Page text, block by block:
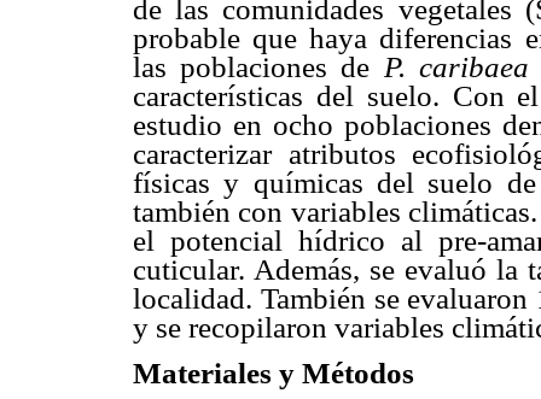
de las comunidades
probable que haya diferencias
las poblaciones de P. caribaea
características del suelo. Con
estudio en ocho poblaciones
caracterizar atributos
físicas y químicas del suelo
también con variables
el potencial hídrico al pre-
cuticular. Además, se evaluó la
localidad. También se
y se recopilaron variables
Materiales y Métodos